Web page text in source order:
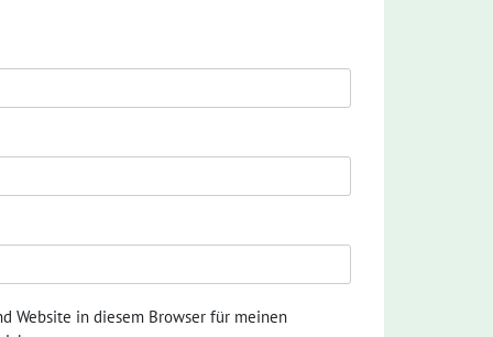
Website in diesem Browser für meinen